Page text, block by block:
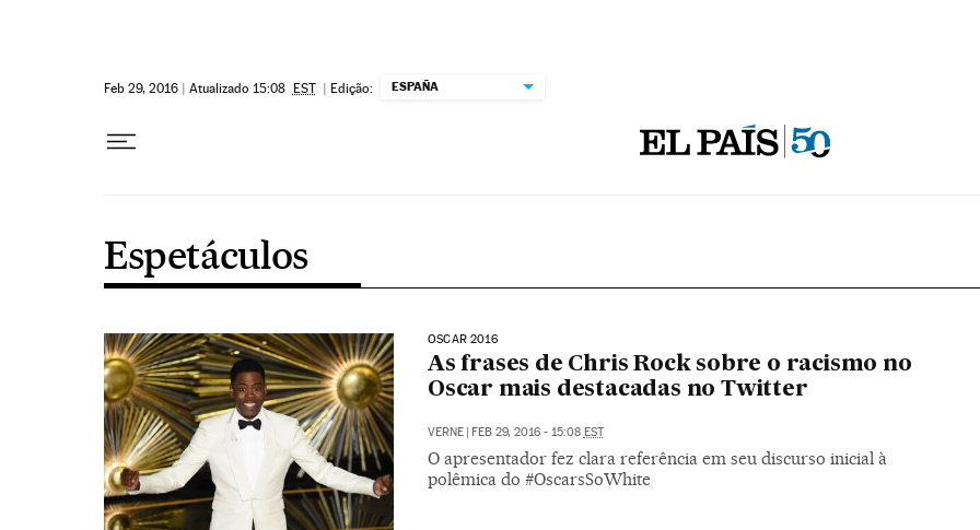
Feb 29, 2016 | Atualizado 15:08 EST | Edição: ESPAÑA
Espetáculos
OSCAR 2016
As frases de Chris Rock sobre o racismo no
Oscar mais destacadas no Twitter
VERNE | FEB 29, 2016 - 15:08 EST
O apresentador fez clara referência em seu discurso inicial à
polêmica do #OscarsSoWhite